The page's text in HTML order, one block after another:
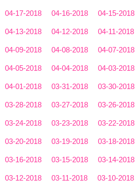
04-17-2018 04-16-2018 04-15-2018
04-13-2018 04-12-2018 04-11-2018
04-09-2018 04-08-2018 04-07-2018
04-05-2018 04-04-2018 04-03-2018
04-01-2018 03-31-2018 03-30-2018
03-28-2018 03-27-2018 03-26-2018
03-24-2018 03-23-2018 03-22-2018
03-20-2018 03-19-2018 03-18-2018
03-16-2018 03-15-2018 03-14-2018
03-12-2018 03-11-2018 03-10-2018